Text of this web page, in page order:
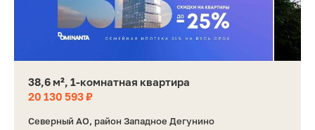
38,6 м², 1-комнатная квартира
20 130 593 ₽
Северный АО, район Западное Дегунино